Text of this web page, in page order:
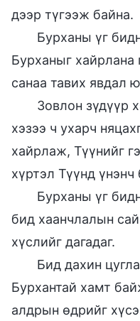
дээр түгээж байна.
Бурханы үг
Бурханыг хайрлана
санаа тавих явдал
Зовлон зүдүүр
хэзээ ч ухарч
хайрлаж, Түүнийг
хүртэл Түүнд
Бурханы үг
бид хаанчлалын
хүслийг дагадаг.
Бид дахин
Бурхантай хамт
алдрын өдрийг